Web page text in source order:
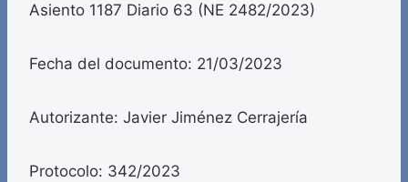
Asiento 1187 Diario 63 (NE 2482/2023)
Fecha del documento: 21/03/2023
Autorizante: Javier Jiménez Cerrajería
Protocolo: 342/2023